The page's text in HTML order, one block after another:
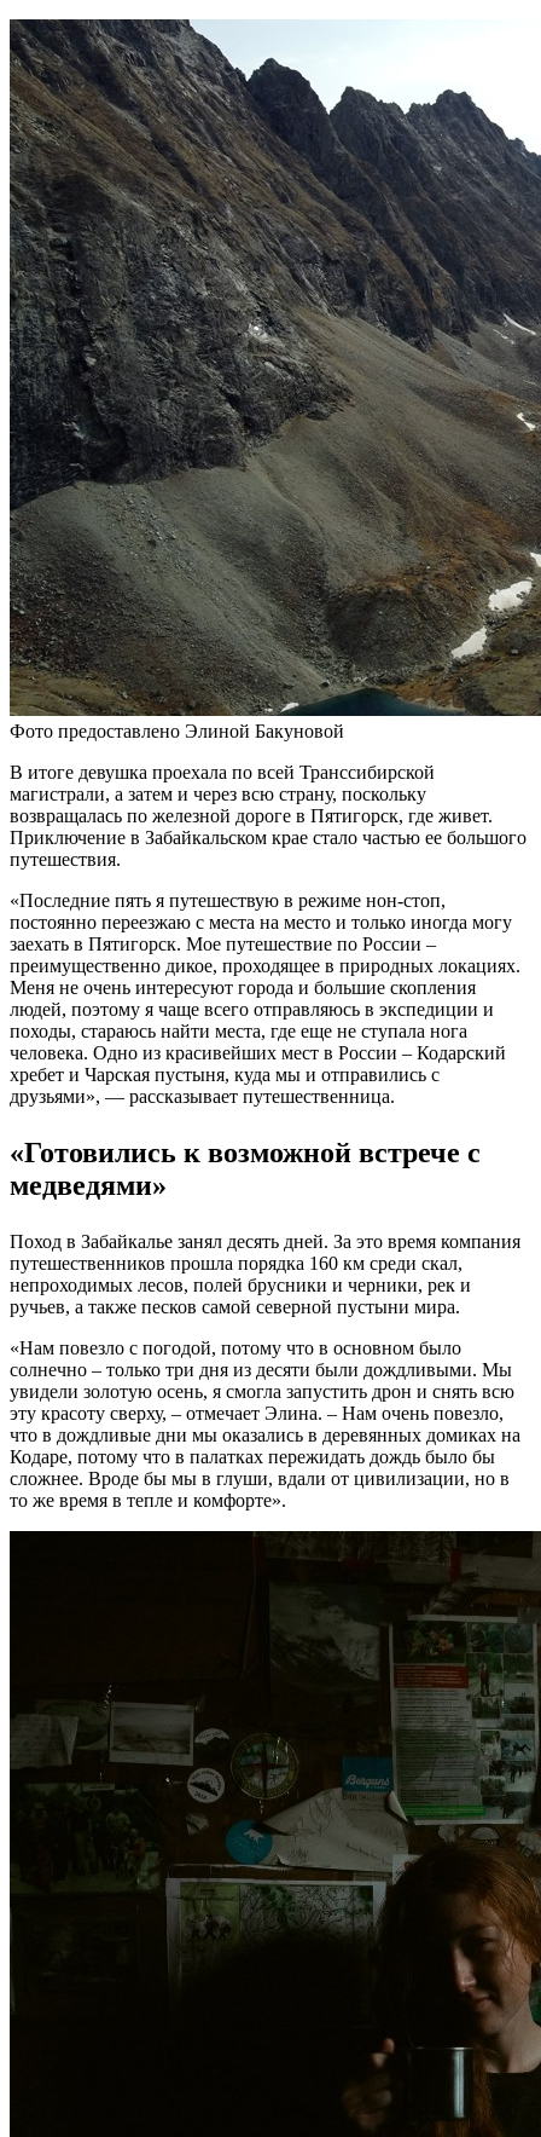
Фото предоставлено Элиной Бакуновой
В итоге девушка проехала по всей Транссибирской
магистрали, а затем и через всю страну, поскольку
возвращалась по железной дороге в Пятигорск, где живет.
Приключение в Забайкальском крае стало частью ее большого
путешествия.
«Последние пять я путешествую в режиме нон-стоп,
постоянно переезжаю с места на место и только иногда могу
заехать в Пятигорск. Мое путешествие по России –
преимущественно дикое, проходящее в природных локациях.
Меня не очень интересуют города и большие скопления
людей, поэтому я чаще всего отправляюсь в экспедиции и
походы, стараюсь найти места, где еще не ступала нога
человека. Одно из красивейших мест в России – Кодарский
хребет и Чарская пустыня, куда мы и отправились с
друзьями», — рассказывает путешественница.
«Готовились к возможной встрече с
медведями»
Поход в Забайкалье занял десять дней. За это время компания
путешественников прошла порядка 160 км среди скал,
непроходимых лесов, полей брусники и черники, рек и
ручьев, а также песков самой северной пустыни мира.
«Нам повезло с погодой, потому что в основном было
солнечно – только три дня из десяти были дождливыми. Мы
увидели золотую осень, я смогла запустить дрон и снять всю
эту красоту сверху, – отмечает Элина. – Нам очень повезло,
что в дождливые дни мы оказались в деревянных домиках на
Кодаре, потому что в палатках пережидать дождь было бы
сложнее. Вроде бы мы в глуши, вдали от цивилизации, но в
то же время в тепле и комфорте».